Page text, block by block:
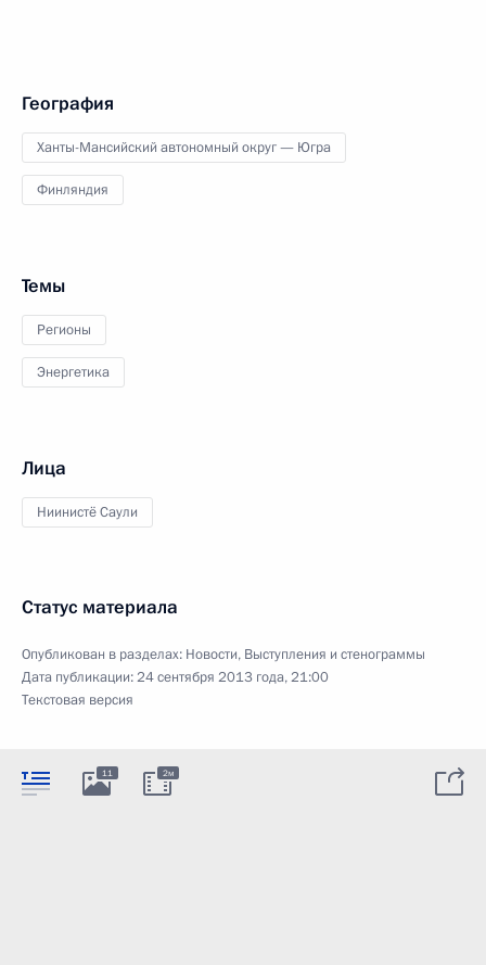
География
Ханты-Мансийский автономный округ — Югра
Финляндия
Темы
Регионы
Энергетика
Лица
Ниинистё Саули
Статус материала
Опубликован в разделах: Новости, Выступления и стенограммы
Дата публикации:24 сентября 2013 года, 21:00
Текстовая версия
11 2м